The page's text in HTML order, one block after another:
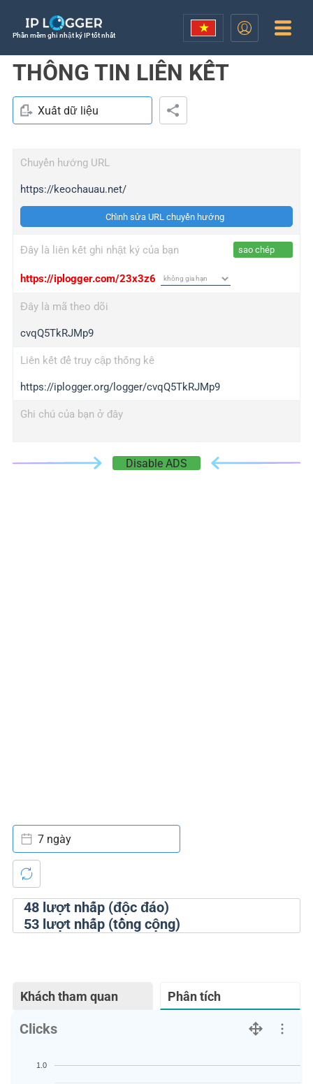
Phần mềm ghi nhật ký IP tốt nhất
THÔNG TIN LIÊN KẾT
Xuất dữ liệu
Chuyển hướng URL
https://keochauau.net/
Chỉnh sửa URL chuyển hướng
Đây là liên kết ghi nhật ký của bạn sao chép
https://iplogger.com/23x3z6
Đây là mã theo dõi
cvqQ5TkRJMp9
Liên kết để truy cập thống kê
https://iplogger.org/logger/cvqQ5TkRJMp9
Ghi chú của bạn ở đây
Disable ADS
48lượt nhấp (độc đáo)
53lượt nhấp (tổng cộng)
7 ngày
Khách tham quan Phân tích
Clicks
1.0